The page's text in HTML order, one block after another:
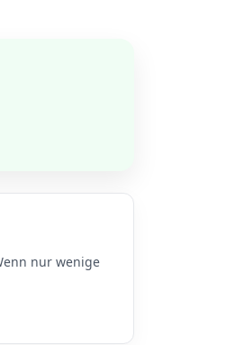
nur wenige